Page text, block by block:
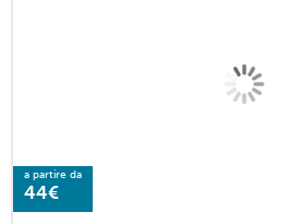
a partire da
44€